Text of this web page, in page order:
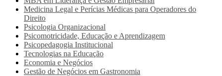
Medicina Legal e Perícias Médicas para Operadores do
Direito
Psicologia Organizacional
Psicomotricidade, Educação e Aprendizagem
Psicopedagogia Institucional
Tecnologias na Educação
Economia e Negócios
Gestão de Negócios em Gastronomia